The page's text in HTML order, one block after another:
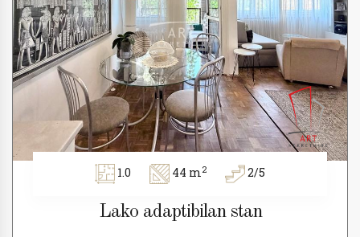
1.0 44 m2 2/5
Lako adaptibilan stan